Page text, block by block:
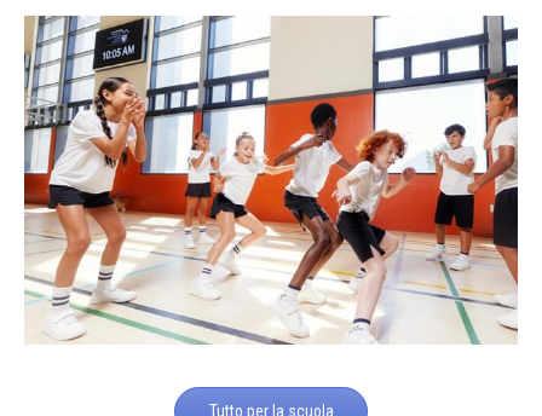
Tutto per la scuola